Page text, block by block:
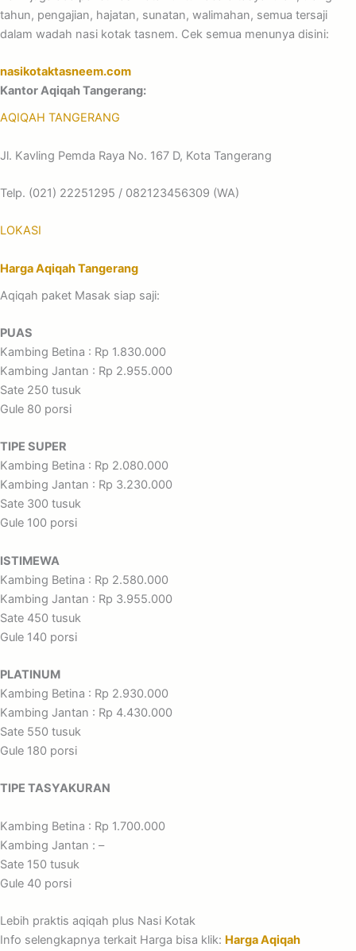
tahun, pengajian, hajatan, sunatan, walimahan, semua tersaji
dalam wadah nasi kotak tasnem. Cek semua menunya disini:
nasikotaktasneem.com
Kantor Aqiqah Tangerang:
AQIQAH TANGERANG
Jl. Kavling Pemda Raya No. 167 D, Kota Tangerang
Telp. (021) 22251295 / 082123456309 (WA)
LOKASI
Harga Aqiqah Tangerang
Aqiqah paket Masak siap saji:
PUAS
Kambing Betina : Rp 1.830.000
Kambing Jantan : Rp 2.955.000
Sate 250 tusuk
Gule 80 porsi
TIPE SUPER
Kambing Betina : Rp 2.080.000
Kambing Jantan : Rp 3.230.000
Sate 300 tusuk
Gule 100 porsi
ISTIMEWA
Kambing Betina : Rp 2.580.000
Kambing Jantan : Rp 3.955.000
Sate 450 tusuk
Gule 140 porsi
PLATINUM
Kambing Betina : Rp 2.930.000
Kambing Jantan : Rp 4.430.000
Sate 550 tusuk
Gule 180 porsi
TIPE TASYAKURAN
Kambing Betina : Rp 1.700.000
Kambing Jantan : –
Sate 150 tusuk
Gule 40 porsi
Lebih praktis aqiqah plus Nasi Kotak
Info selengkapnya terkait Harga bisa klik: Harga Aqiqah